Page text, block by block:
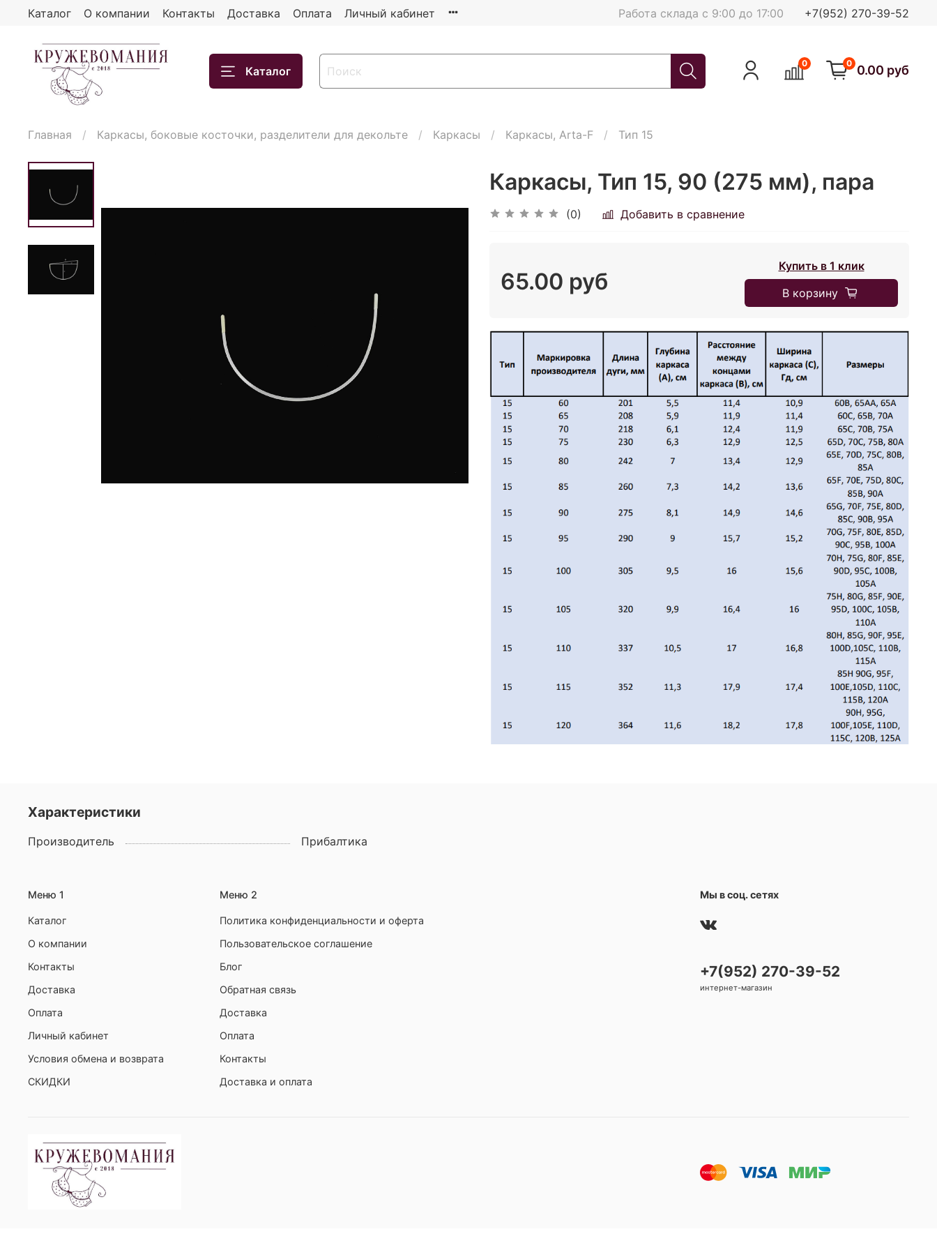
Каталог О компании Контакты Доставка Оплата Личный кабинет Работа склада с 9:00 до 17:00 +7(952) 270-39-52
Каталог
0 0 0.00 руб
Главная Каркасы, боковые косточки, разделители для декольте Каркасы Каркасы, Arta-F Тип 15
Каркасы, Тип 15, 90 (275 мм), пара
(0) Добавить в сравнение
65.00 руб
Купить в 1 клик
В корзину
Характеристики
Производитель Прибалтика
Меню 1
Каталог
О компании
Контакты
Доставка
Оплата
Личный кабинет
Условия обмена и возврата
СКИДКИ
Меню 2
Политика конфиденциальности и оферта
Пользовательское соглашение
Блог
Обратная связь
Доставка
Оплата
Контакты
Доставка и оплата
Мы в соц. сетях
+7(952) 270-39-52
интернет-магазин